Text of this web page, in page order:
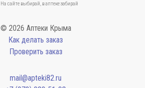
На сайте выбирай, в аптеке забирай
© 2026 Аптеки Крыма
Как делать заказ
Проверить заказ
mail@apteki82.ru